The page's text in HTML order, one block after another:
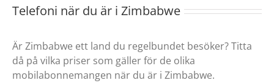
Telefoni när du är i Zimbabwe
Är Zimbabwe ett land du regelbundet besöker? Titta
då på vilka priser som gäller för de olika
mobilabonnemangen när du är i Zimbabwe.